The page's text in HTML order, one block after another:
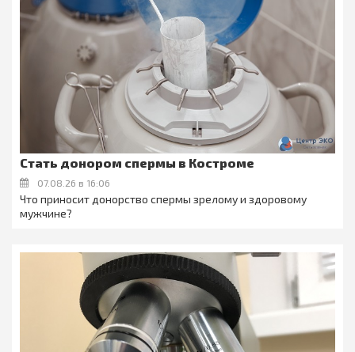
Стать донором спермы в Костроме
07.08.26 в 16:06
Что приносит донорство спермы зрелому и здоровому
мужчине?